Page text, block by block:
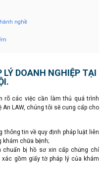
nghề
DOANH NGHIỆP TẠI
rõ các việc cần làm thủ quá trình
LAW, chúng tôi sẽ cung cấp cho
thông tin về quy định pháp luật liên
khám chữa bệnh;
chuẩn bị hồ sơ xin cấp chứng chỉ
gồm giấy tờ pháp lý của khám